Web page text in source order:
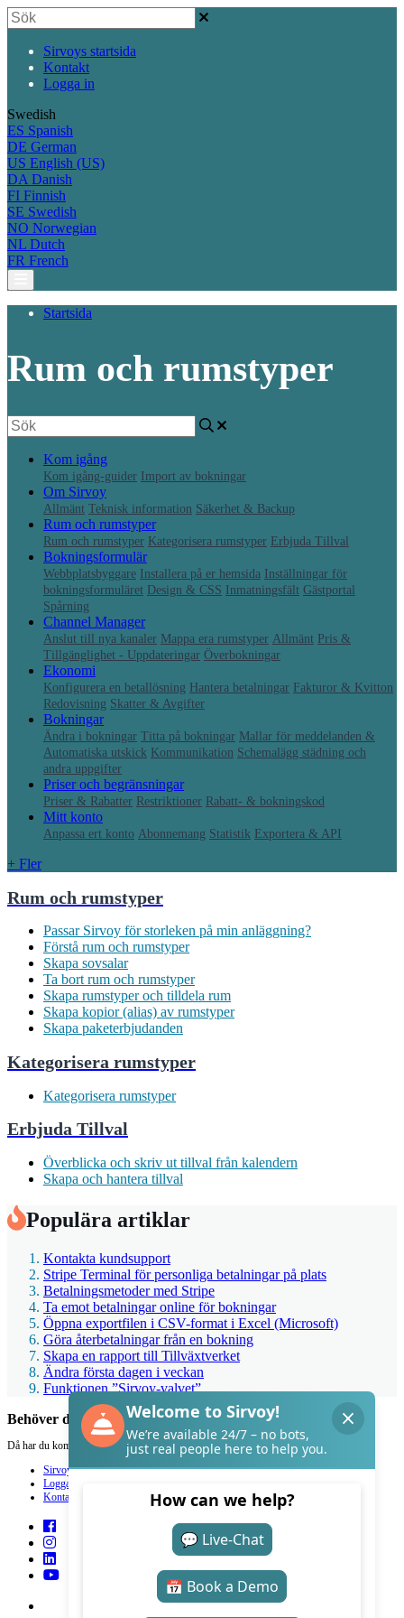
Sirvoys startsida
Kontakt
Logga in
Swedish
ES Spanish
DE German
US English (US)
DA Danish
FI Finnish
SE Swedish
NO Norwegian
NL Dutch
FR French
Startsida
Rum och rumstyper
Kom igång
Kom igång-guider Import av bokningar
Om Sirvoy
Allmänt Teknisk information Säkerhet & Backup
Rum och rumstyper
Rum och rumstyper Kategorisera rumstyper Erbjuda Tillval
Bokningsformulär
Webbplatsbyggare Installera på er hemsida Inställningar för
bokningsformuläret Design & CSS Inmatningsfält Gästportal
Spårning
Channel Manager
Anslut till nya kanaler Mappa era rumstyper Allmänt Pris &
Tillgänglighet - Uppdateringar Överbokningar
Ekonomi
Konfigurera en betallösning Hantera betalningar Fakturor & Kvitton
Redovisning Skatter & Avgifter
Bokningar
Ändra i bokningar Titta på bokningar Mallar för meddelanden &
Automatiska utskick Kommunikation Schemalägg städning och
andra uppgifter
Priser och begränsningar
Priser & Rabatter Restriktioner Rabatt- & bokningskod
Mitt konto
Anpassa ert konto Abonnemang Statistik Exportera & API
+ Fler
Rum och rumstyper
Passar Sirvoy för storleken på min anläggning?
Förstå rum och rumstyper
Skapa sovsalar
Ta bort rum och rumstyper
Skapa rumstyper och tilldela rum
Skapa kopior (alias) av rumstyper
Skapa paketerbjudanden
Kategorisera rumstyper
Kategorisera rumstyper
Erbjuda Tillval
Överblicka och skriv ut tillval från kalendern
Skapa och hantera tillval
Populära artiklar
Kontakta kundsupport
Stripe Terminal för personliga betalningar på plats
Betalningsmetoder med Stripe
Ta emot betalningar online för bokningar
Öppna exportfilen i CSV-format i Excel (Microsoft)
Göra återbetalningar från en bokning
Skapa en rapport till Tillväxtverket
Ändra första dagen i veckan
Funktionen ”Sirvoy-valvet”
Behöver du hjälp med Sirvoy?
Då har du kommit rätt.
Sirvoy
Logga in
Kontakt